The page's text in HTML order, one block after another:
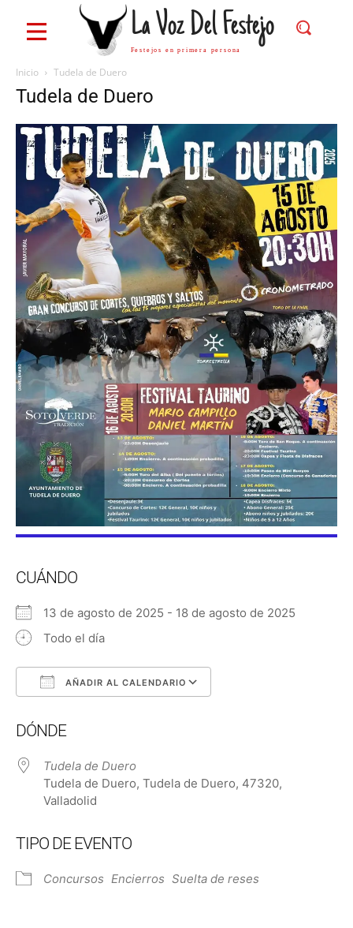
La Voz Del Festejo
Festejos en primera persona
Inicio Tudela de Duero
Tudela de Duero
CUÁNDO
13 de agosto de 2025 - 18 de agosto de 2025
Todo el día
AÑADIR AL CALENDARIO
DÓNDE
Tudela de Duero
Tudela de Duero, Tudela de Duero, 47320,
Valladolid
TIPO DE EVENTO
Concursos Encierros Suelta de reses